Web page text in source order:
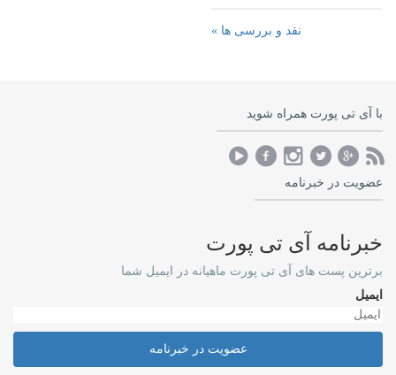
نقد و بررسی ها »
با آی تی پورت همراه شوید
عضویت در خبرنامه
خبرنامه آی تی پورت
برترین پست های آی تی پورت ماهیانه در ایمیل شما
ایمیل
عضویت در خبرنامه